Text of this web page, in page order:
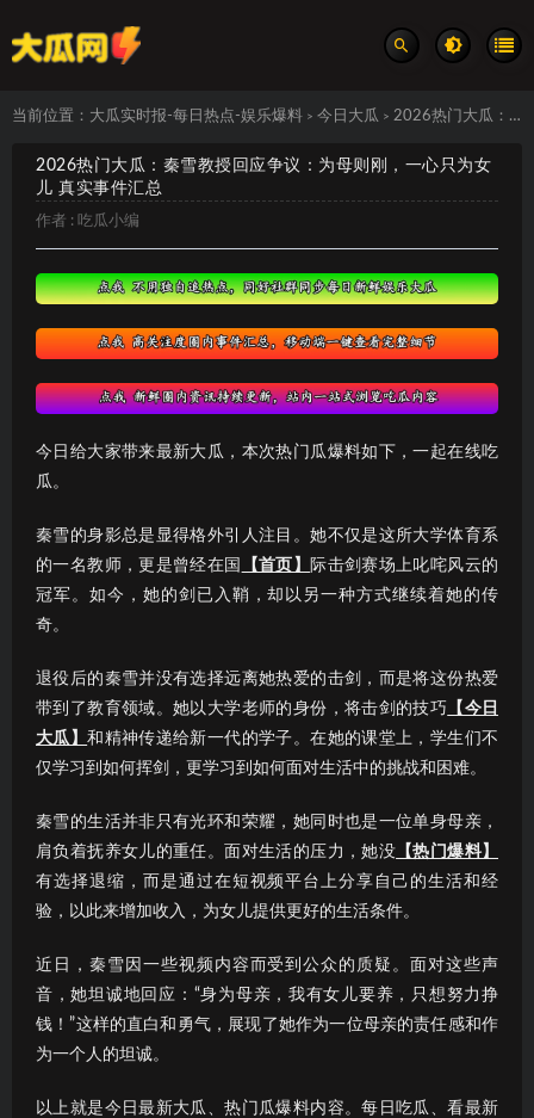
当前位置： 大瓜实时报-每日热点-娱乐爆料 > 今日大瓜 > 2026热门大瓜：秦雪教授回应争议：为母则刚，一心只为女儿 真实事件汇总
2026热门大瓜：秦雪教授回应争议：为母则刚，一心只为女
儿 真实事件汇总
作者 : 吃瓜小编
今日给大家带来最新大瓜，本次热门瓜爆料如下，一起在线吃
瓜。
秦雪的身影总是显得格外引人注目。她不仅是这所大学体育系
的一名教师，更是曾经在国
【首页】
际击剑赛场上叱咤风云的
冠军。如今，她的剑已入鞘，却以另一种方式继续着她的传
奇。
退役后的秦雪并没有选择远离她热爱的击剑，而是将这份热爱
带到了教育领域。她以大学老师的身份，将击剑的技巧 【今日
大瓜】和精神传递给新一代的学子。在她的课堂上，学生们不
仅学习到如何挥剑，更学习到如何面对生活中的挑战和困难。
秦雪的生活并非只有光环和荣耀，她同时也是一位单身母亲，
肩负着抚养女儿的重任。面对生活的压力，她没 【热门爆料】
有选择退缩，而是通过在短视频平台上分享自己的生活和经
验，以此来增加收入，为女儿提供更好的生活条件。
近日，秦雪因一些视频内容而受到公众的质疑。面对这些声
音，她坦诚地回应：“身为母亲，我有女儿要养，只想努力挣
钱！”这样的直白和勇气，展现了她作为一位母亲的责任感和作
为一个人的坦诚。
以上就是今日最新大瓜、热门瓜爆料内容。每日吃瓜、看最新